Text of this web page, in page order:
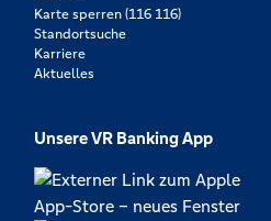
Karte sperren (116 116)
Standortsuche
Karriere
Aktuelles
Unsere VR Banking App